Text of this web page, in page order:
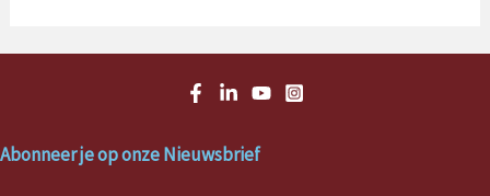
Abonneer je op onze Nieuwsbrief